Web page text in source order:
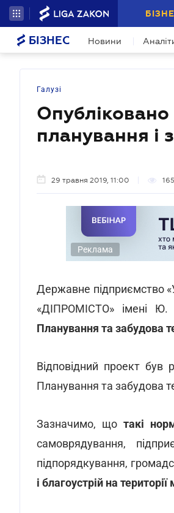
БІЗНЕС Новини
Галузі
планування і
29 травня 2019, 11:00
Реклама
Державне підприємство
«ДІПРОМІСТО» імені
Планування та забудова
Відповідний проект
Планування та забудова
Зазначимо, щотакі
самоврядування,
підпорядкування,
і благоустрій на